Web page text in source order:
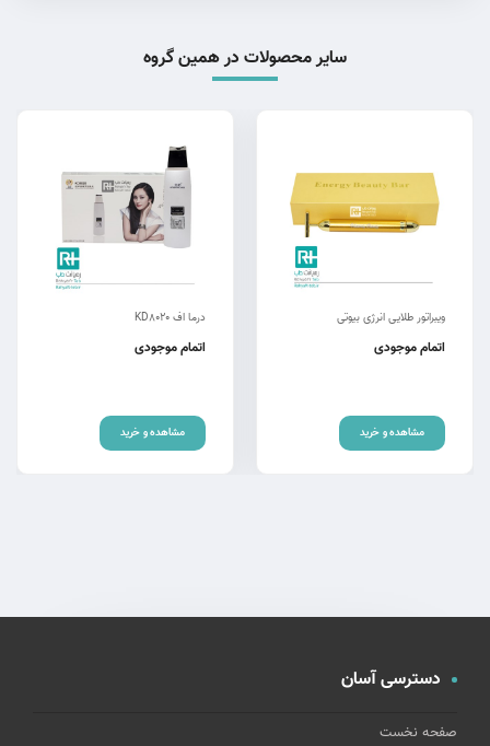
سایر محصولات در همین گروه
ویبراتور طلایی انرژی بیوتی
اتمام موجودی
مشاهده و خرید
درما اف KD8020
اتمام موجودی
مشاهده و خرید
دسترسی آسان
صفحه نخست